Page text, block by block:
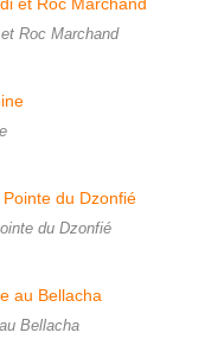
Roc Marchand
du Dzonfié
Bellacha